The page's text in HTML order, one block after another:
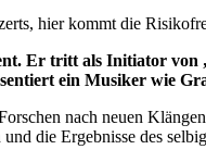
hier kommt die
Er tritt als Initiator
ein Musiker wie
nach neuen
die Ergebnisse des